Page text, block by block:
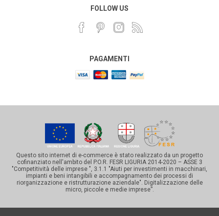
FOLLOW US
PAGAMENTI
Questo sito internet di e-commerce è stato realizzato da un progetto
cofinanziato nell'ambito del P.O.R. FESR LIGURIA 2014-2020 – ASSE 3
"Competitività delle imprese ", 3.1.1 "Aiuti per investimenti in macchinari,
impianti e beni intangibili e accompagnamento dei processi di
riorganizzazione e ristrutturazione aziendale". Digitalizzazione delle
micro, piccole e medie imprese”.